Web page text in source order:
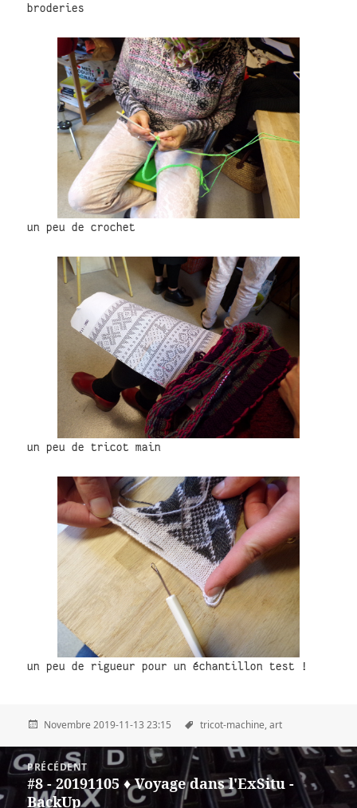
broderies
un peu de crochet
un peu de tricot main
un peu de rigueur pour un échantillon test !
Novembre 2019-11-13 23:15 tricot-machine, art
Post
navigation
PRÉCÉDENT
Précédent
#8 - 20191105 ♦ Voyage dans l'ExSitu -
BackUp